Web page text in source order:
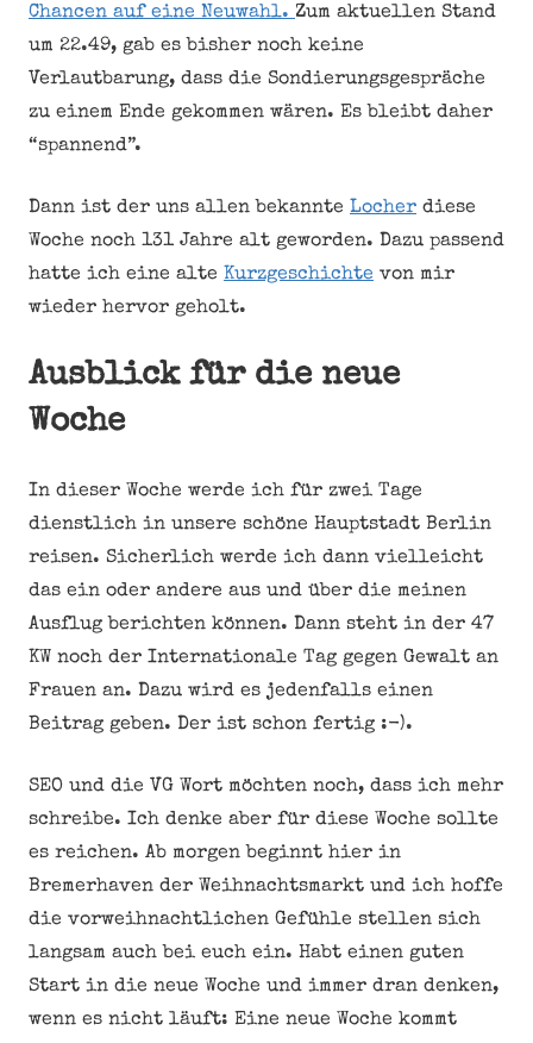
Chancen auf eine Neuwahl. Zum aktuellen Stand
um 22.49, gab es bisher noch keine
Verlautbarung, dass die Sondierungsgespräche
zu einem Ende gekommen wären. Es bleibt daher
“spannend”.
Dann ist der uns allen bekannte Locher diese
Woche noch 131 Jahre alt geworden. Dazu passend
hatte ich eine alte Kurzgeschichte von mir
wieder hervor geholt.
Ausblick für die neue
Woche
In dieser Woche werde ich für zwei Tage
dienstlich in unsere schöne Hauptstadt Berlin
reisen. Sicherlich werde ich dann vielleicht
das ein oder andere aus und über die meinen
Ausflug berichten können. Dann steht in der 47
KW noch der Internationale Tag gegen Gewalt an
Frauen an. Dazu wird es jedenfalls einen
Beitrag geben. Der ist schon fertig :-).
SEO und die VG Wort möchten noch, dass ich mehr
schreibe. Ich denke aber für diese Woche sollte
es reichen. Ab morgen beginnt hier in
Bremerhaven der Weihnachtsmarkt und ich hoffe
die vorweihnachtlichen Gefühle stellen sich
langsam auch bei euch ein. Habt einen guten
Start in die neue Woche und immer dran denken,
wenn es nicht läuft: Eine neue Woche kommt